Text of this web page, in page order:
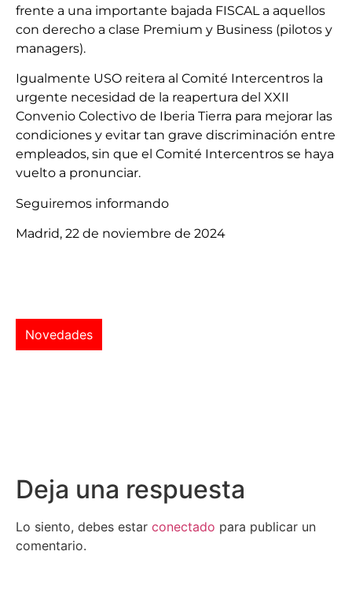
frente a una importante bajada FISCAL a aquellos
con derecho a clase Premium y Business (pilotos y
managers).
Igualmente USO reitera al Comité Intercentros la
urgente necesidad de la reapertura del XXII
Convenio Colectivo de Iberia Tierra para mejorar las
condiciones y evitar tan grave discriminación entre
empleados, sin que el Comité Intercentros se haya
vuelto a pronunciar.
Seguiremos informando
Madrid, 22 de noviembre de 2024
Novedades
Deja una respuesta
Lo siento, debes estar conectado para publicar un
comentario.